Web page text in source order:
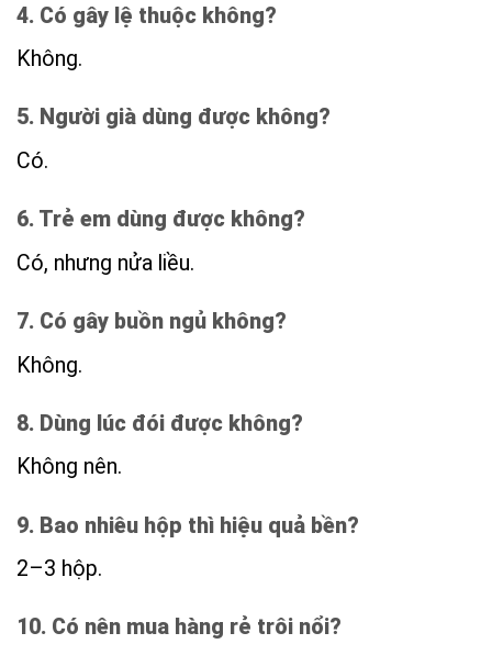
4. Có gây lệ thuộc không?
Không.
5. Người già dùng được không?
Có.
6. Trẻ em dùng được không?
Có, nhưng nửa liều.
7. Có gây buồn ngủ không?
Không.
8. Dùng lúc đói được không?
Không nên.
9. Bao nhiêu hộp thì hiệu quả bền?
2–3 hộp.
10. Có nên mua hàng rẻ trôi nổi?